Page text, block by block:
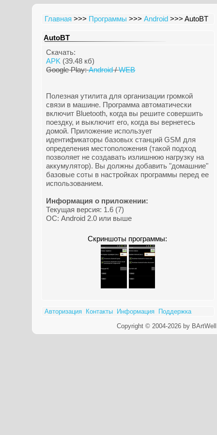
Главная >>> Программы >>>Android >>> AutoBT
AutoBT
Скачать:
APK (39.48 кб)
Google Play:Android/WEB
Полезная утилита для организации громкой
связи в машине. Программа автоматически
включит Bluetooth, когда вы решите совершить
поездку, и выключит его, когда вы вернетесь
домой. Приложение использует
идентификаторы базовых станций GSM для
определения местоположения (такой подход
позволяет не создавать излишнюю нагрузку на
аккумулятор). Вы должны добавить "домашние"
базовые соты в настройках программы перед ее
использованием.
Информация о приложении:
Текущая версия: 1.6 (7)
ОС: Android 2.0 или выше
Скриншоты программы:
Авторизация Контакты Информация
Поддержка
Copyright © 2004-2026 by BArtWell